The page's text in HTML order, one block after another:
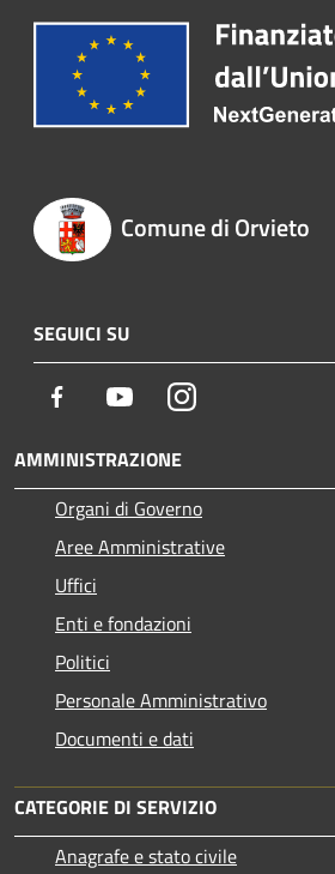
Comune di Orvieto
SEGUICI SU
Facebook YoutubeInstagram
AMMINISTRAZIONE
Organi di Governo
Aree Amministrative
Uffici
Enti e fondazioni
Politici
Personale Amministrativo
Documenti e dati
CATEGORIE DI SERVIZIO
Anagrafe e stato civile